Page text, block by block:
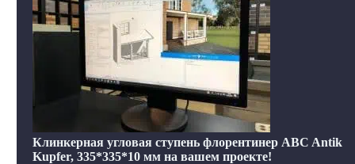
Клинкерная угловая ступень флорентинер ABC Antik
Kupfer, 335*335*10 мм на вашем проекте!